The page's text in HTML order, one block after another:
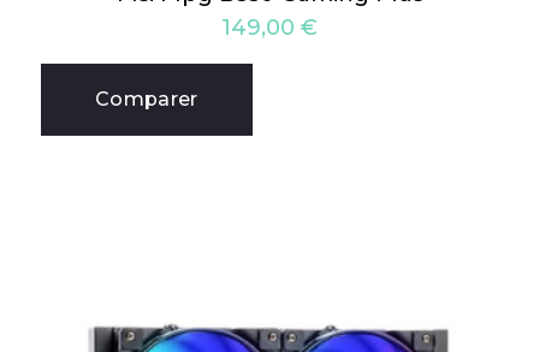
149,00 €
Comparer